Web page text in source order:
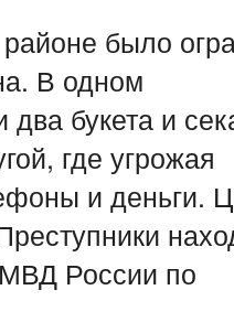
было
В одном
букета и
где угрожая
и деньги.
России по